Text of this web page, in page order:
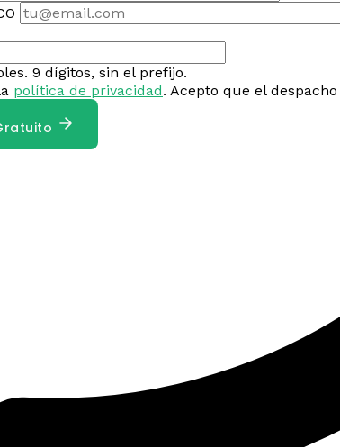
9 dígitos, sin el prefijo.
política de privacidad. Acepto que el